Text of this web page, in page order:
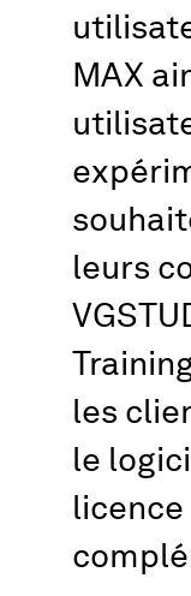
MAX
leurs
les
le
licence